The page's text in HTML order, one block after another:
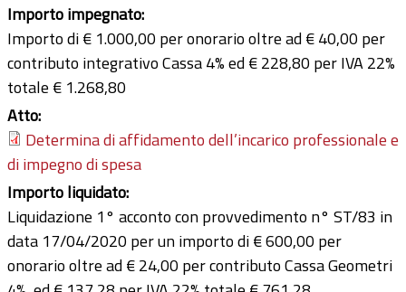
Importo impegnato:
Importo di € 1.000,00 per onorario oltre ad € 40,00 per
contributo integrativo Cassa 4% ed € 228,80 per IVA 22%
totale € 1.268,80
Atto:
Determina di affidamento dell’incarico professionale e
di impegno di spesa
Importo liquidato:
Liquidazione 1° acconto con provvedimento n° ST/83 in
data 17/04/2020 per un importo di € 600,00 per
onorario oltre ad € 24,00 per contributo Cassa Geometri